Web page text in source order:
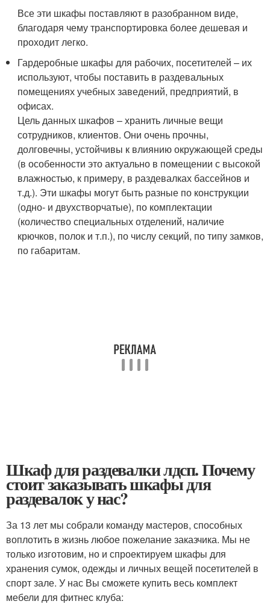
Все эти шкафы поставляют в разобранном виде,
благодаря чему транспортировка более дешевая и
проходит легко.
Гардеробные шкафы для рабочих, посетителей – их
используют, чтобы поставить в раздевальных
помещениях учебных заведений, предприятий, в
офисах.
Цель данных шкафов – хранить личные вещи
сотрудников, клиентов. Они очень прочны,
долговечны, устойчивы к влиянию окружающей среды
(в особенности это актуально в помещении с высокой
влажностью, к примеру, в раздевалках бассейнов и
т.д.). Эти шкафы могут быть разные по конструкции
(одно- и двухстворчатые), по комплектации
(количество специальных отделений, наличие
крючков, полок и т.п.), по числу секций, по типу замков,
по габаритам.
Шкаф для раздевалки лдсп. Почему
стоит заказывать шкафы для
раздевалок у нас?
За 13 лет мы собрали команду мастеров, способных
воплотить в жизнь любое пожелание заказчика. Мы не
только изготовим, но и спроектируем шкафы для
хранения сумок, одежды и личных вещей посетителей в
спорт зале. У нас Вы сможете купить весь комплект
мебели для фитнес клуба: